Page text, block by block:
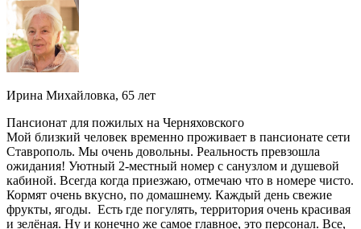
Ирина Михайловка, 65 лет
Пансионат для пожилых на Черняховского
Мой близкий человек временно проживает в пансионате сети
Ставрополь. Мы очень довольны. Реальность превзошла
ожидания! Уютный 2-местный номер с санузлом и душевой
кабиной. Всегда когда приезжаю, отмечаю что в номере чисто.
Кормят очень вкусно, по домашнему. Каждый день свежие
фрукты, ягоды. Есть где погулять, территория очень красивая
и зелёная. Ну и конечно же самое главное, это персонал. Все,